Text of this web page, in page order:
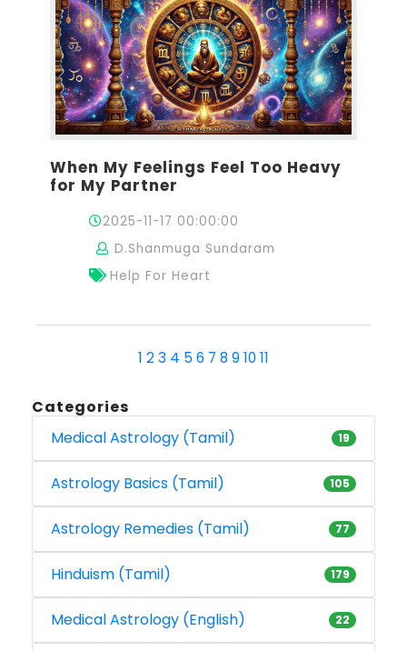
When My Feelings Feel Too Heavy
for My Partner
2025-11-17 00:00:00
D.Shanmuga Sundaram
Help For Heart
1 23 4 5 6 7 8 9 10 11
Categories
Medical Astrology (Tamil)
19
Astrology Basics (Tamil) 105
Astrology Remedies (Tamil) 77
Hinduism (Tamil) 179
Medical Astrology (English) 22